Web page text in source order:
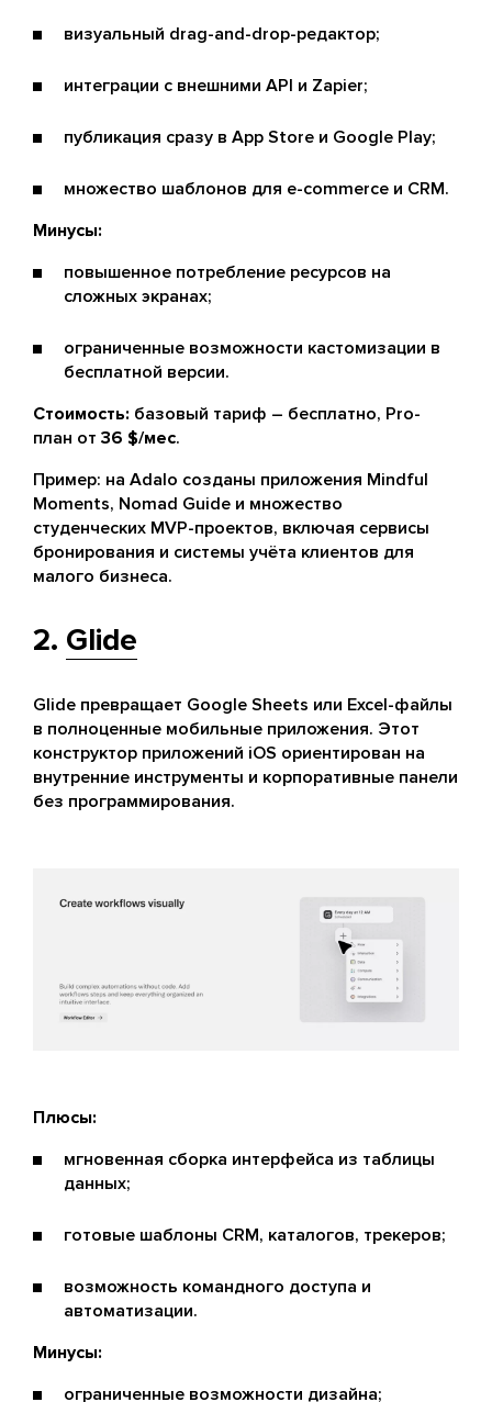
визуальный drag-and-drop-редактор;
интеграции с внешними API и Zapier;
публикация сразу в App Store и Google Play;
множество шаблонов для e-commerce и CRM.
Минусы:
повышенное потребление ресурсов на
сложных экранах;
ограниченные возможности кастомизации в
бесплатной версии.
Стоимость: базовый тариф – бесплатно, Pro-
план от 36 $/мес.
Пример: на Adalo созданы приложения Mindful
Moments, Nomad Guide и множество
студенческих MVP-проектов, включая сервисы
бронирования и системы учёта клиентов для
малого бизнеса.
2. Glide
Glide превращает Google Sheets или Excel-файлы
в полноценные мобильные приложения. Этот
конструктор приложений iOS ориентирован на
внутренние инструменты и корпоративные панели
без программирования.
Плюсы:
мгновенная сборка интерфейса из таблицы
данных;
готовые шаблоны CRM, каталогов, трекеров;
возможность командного доступа и
автоматизации.
Минусы:
ограниченные возможности дизайна;